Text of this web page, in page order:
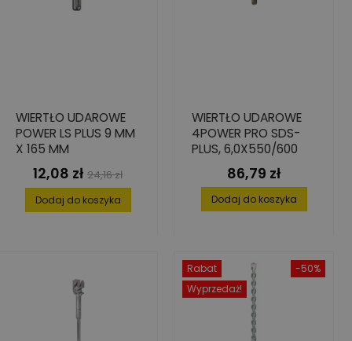
WIERTŁO UDAROWE
POWER LS PLUS 9 MM
X 165 MM
Cena
12,08 zł Cena
podstawowa
24,16 zł
Dodaj do koszyka
WIERTŁO UDAROWE
4POWER PRO SDS-
PLUS, 6,0X550/600
Cena
86,79 zł
Dodaj do koszyka
-50%
Rabat
Wyprzedaż!